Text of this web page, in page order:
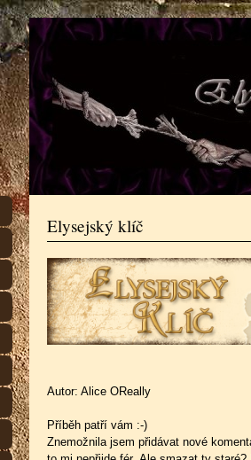
Elysejský klíč
Autor: Alice OReally
Příběh patří vám :-)
Znemožnila jsem přidávat nové